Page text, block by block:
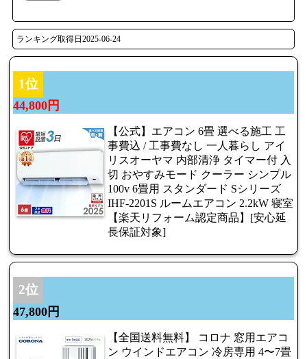
ランキング取得日2025-06-24
1位
44,800円
【公式】エアコン 6畳 選べる施工 工
事費込 / 工事費なし 一人暮らし アイ
リスオーヤマ 内部清浄 タイマー付 入
切 おやすみモード クーラー シンプル
100v 6畳用 スタンダード Sシリーズ
IHF-2201S ルームエアコン 2.2kW 寝室
【楽天リフォーム認定商品】[安心延
長保証対象]
2位
47,800円
【全国送料無料】 コロナ 窓用エアコ
ン ウインドエアコン 冷房専用 4〜7畳